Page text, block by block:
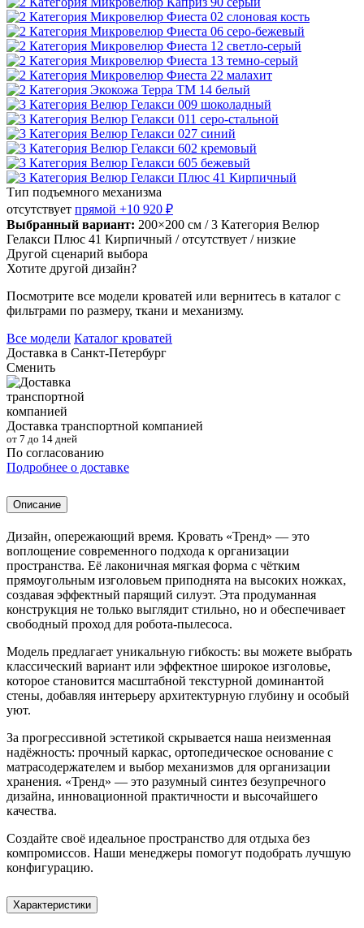
Тип подъемного механизма
отсутствует прямой +10 920 ₽
Выбранный вариант: 200×200 см / 3 Категория Велюр
Гелакси Плюс 41 Кирпичный / отсутствует / низкие
Другой сценарий выбора
Хотите другой дизайн?
Посмотрите все модели кроватей или вернитесь в каталог с
фильтрами по размеру, ткани и механизму.
Все модели Каталог кроватей
Доставка в Санкт-Петербург
Сменить
Доставка транспортной компанией
от 7 до 14 дней
По согласованию
Подробнее о доставке
Описание
Дизайн, опережающий время. Кровать «Тренд» — это
воплощение современного подхода к организации
пространства. Её лаконичная мягкая форма с чётким
прямоугольным изголовьем приподнята на высоких ножках,
создавая эффектный парящий силуэт. Эта продуманная
конструкция не только выглядит стильно, но и обеспечивает
свободный проход для робота-пылесоса.
Модель предлагает уникальную гибкость: вы можете выбрать
классический вариант или эффектное широкое изголовье,
которое становится масштабной текстурной доминантой
стены, добавляя интерьеру архитектурную глубину и особый
уют.
За прогрессивной эстетикой скрывается наша неизменная
надёжность: прочный каркас, ортопедическое основание с
матрасодержателем и выбор механизмов для организации
хранения. «Тренд» — это разумный синтез безупречного
дизайна, инновационной практичности и высочайшего
качества.
Создайте своё идеальное пространство для отдыха без
компромиссов. Наши менеджеры помогут подобрать лучшую
конфигурацию.
Характеристики